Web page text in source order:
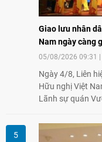
Giao lưu nhân
Nam ngày càng
05/08/2026 09:31
Ngày 4/8, Liên
Hữu nghị Việt
Lãnh sự quán
Việt Nam - Thái
của giao lưu